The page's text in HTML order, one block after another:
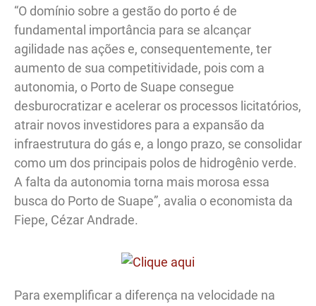
“O domínio sobre a gestão do porto é de
fundamental importância para se alcançar
agilidade nas ações e, consequentemente, ter
aumento de sua competitividade, pois com a
autonomia, o Porto de Suape consegue
desburocratizar e acelerar os processos licitatórios,
atrair novos investidores para a expansão da
infraestrutura do gás e, a longo prazo, se consolidar
como um dos principais polos de hidrogênio verde.
A falta da autonomia torna mais morosa essa
busca do Porto de Suape”, avalia o economista da
Fiepe, Cézar Andrade.
Para exemplificar a diferença na velocidade na